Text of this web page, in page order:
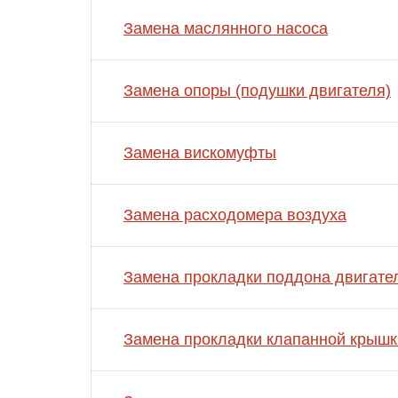
Замена маслянного насоса
Замена опоры (подушки двигателя)
Замена вискомуфты
Замена расходомера воздуха
Замена прокладки поддона
Замена прокладки клапанной